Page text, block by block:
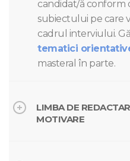
candidat/ă conform
subiectului pe care
cadrul interviului.
tematici
masteral în parte.
LIMBA DE
MOTIVARE